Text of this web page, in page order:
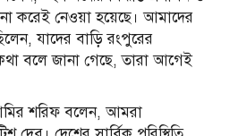
করেই নেওয়া হয়েছে। আমাদের
যাদের বাড়ি রংপুরের
বলে জানা গেছে, তারা আগেই
শরিফ বলেন, আমরা